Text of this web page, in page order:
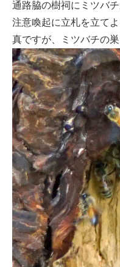
通路脇の樹祠にミツバ
注意喚起に立札を立て
真ですが、ミツバチの巣